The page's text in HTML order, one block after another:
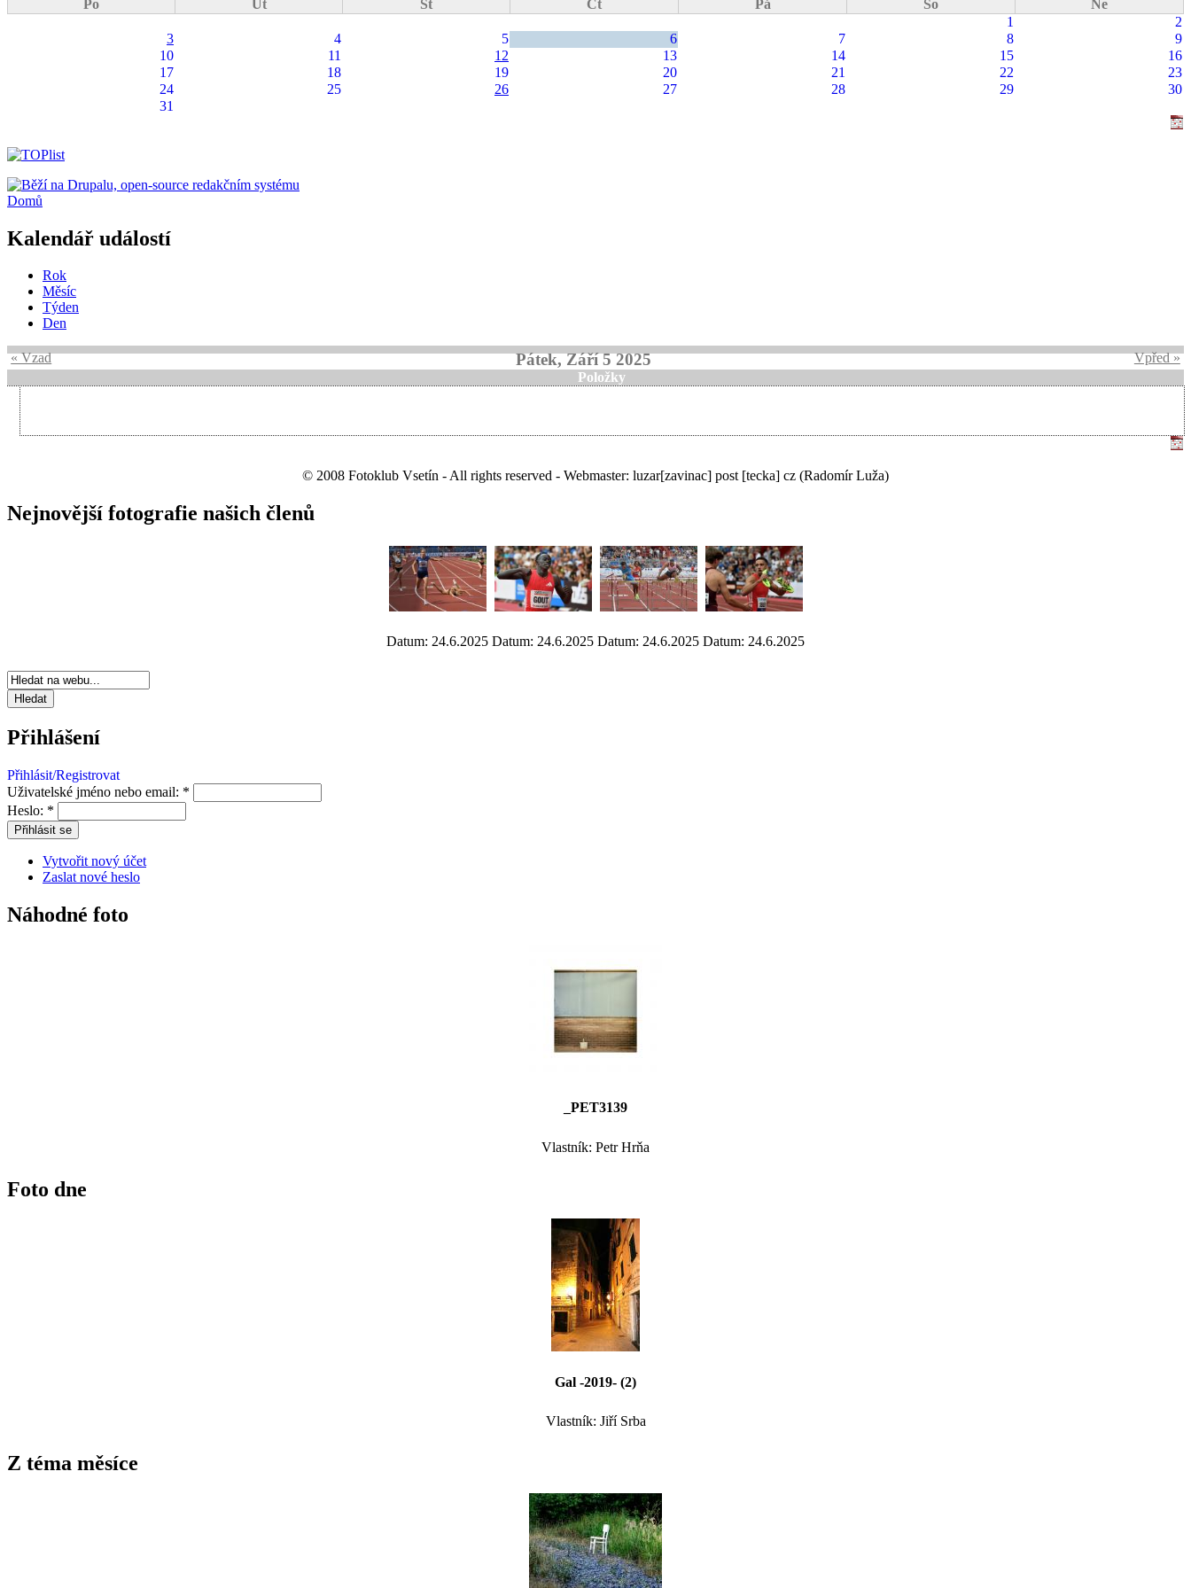
Po Út St Čt Pá So
Ne
1
2
3
4 5 6 7 8
9
10
11 12 13 14 15
16
17
18 19 20 21 22
23
24
25 26 27 28 29
30
31
Domů
Kalendář událostí
Rok
Měsíc
Týden
Den
« Vzad Pátek, Září 5 2025
Vpřed »
Položky
© 2008 Fotoklub Vsetín - All rights reserved - Webmaster: luzar[zavinac] post [tecka] cz (Radomír Luža)
Nejnovější fotografie našich členů
Datum: 24.6.2025 Datum: 24.6.2025 Datum: 24.6.2025 Datum: 24.6.2025
Přihlášení
Přihlásit/Registrovat
Uživatelské jméno nebo email: *
Heslo: *
Vytvořit nový účet
Zaslat nové heslo
Náhodné foto
_PET3139
Vlastník: Petr Hrňa
Foto dne
Gal -2019- (2)
Vlastník: Jiří Srba
Z téma měsíce